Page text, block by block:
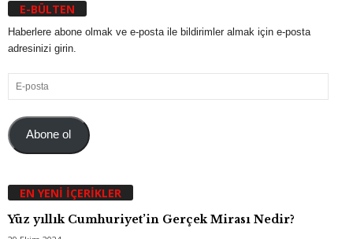
E-BÜLTEN
Haberlere abone olmak ve e-posta ile bildirimler almak için e-posta
adresinizi girin.
E-
posta
Abone ol
EN YENI İÇERIKLER
Yüz yıllık Cumhuriyet’in Gerçek Mirası Nedir?